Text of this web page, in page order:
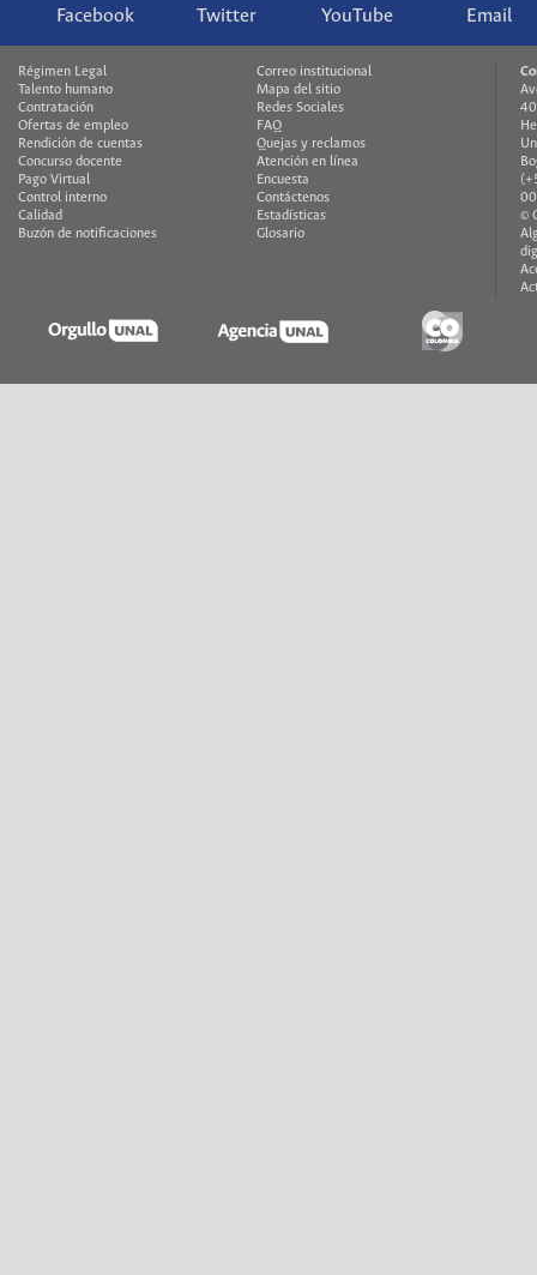
Facebook Twitter YouTube Email
Régimen Legal
Talento humano
Contratación
Ofertas de empleo
Rendición de cuentas
Concurso docente
Pago Virtual
Control interno
Calidad
Buzón de notificaciones
Correo institucional
Mapa del sitio
Redes Sociales
FAQ
Quejas y reclamos
Atención en línea
Encuesta
Contáctenos
Estadísticas
Glosario
©